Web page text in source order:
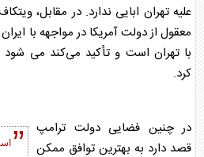
علیه تهران ابایی ندارد. در مقابل،
معقول از دولت آمریکا در مواجهه با
با تهران است و تأکید می‌کند می
کرد.
در چنین فضایی دولت ترامپ
قصد دارد به بهترین توافق ممکن